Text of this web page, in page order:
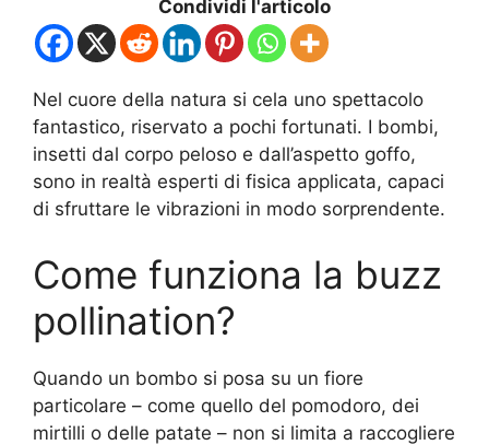
Condividi l'articolo
Nel cuore della natura si cela uno spettacolo
fantastico, riservato a pochi fortunati. I bombi,
insetti dal corpo peloso e dall’aspetto goffo,
sono in realtà esperti di fisica applicata, capaci
di sfruttare le vibrazioni in modo sorprendente.
Come funziona la buzz
pollination?
Quando un bombo si posa su un fiore
particolare – come quello del pomodoro, dei
mirtilli o delle patate – non si limita a raccogliere